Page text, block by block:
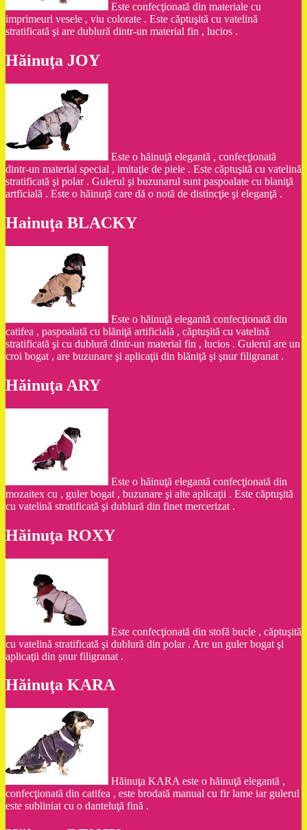
Este confecţionată din materiale cu
imprimeuri vesele , viu colorate . Este căptuşită cu vatelină
stratificată şi are dublură dintr-un material fin , lucios .
Hăinuţa JOY
Este o hăinuţă elegantă , confecţionată
dintr-un material special , imitaţie de piele . Este căptuşită cu vatelină
stratificată şi polar . Gulerul şi buzunarul sunt paspoalate cu blaniţă
artficială . Este o hăinuţă care dă o notă de distincţie şi eleganţă .
Hainuţa BLACKY
Este o hăinuţă elegantă confecţionată din
catifea , paspoalată cu blăniţă artificială , căptuşită cu vatelină
stratificată şi cu dublură dintr-un material fin , lucios . Gulerul are un
croi bogat , are buzunare şi aplicaţii din blăniţă şi şnur filigranat .
Hăinuţa ARY
Este o hăinuţă elegantă confecţionată din
mozaitex cu , guler bogat , buzunare şi alte aplicaţii . Este căptuşită
cu vatelină stratificată şi dublură din finet mercerizat .
Hăinuţa ROXY
Este confecţionată din stofă bucle , căptuşită
cu vatelină stratificată şi dublură din polar . Are un guler bogat şi
aplicaţii din şnur filigranat .
Hăinuţa KARA
Hăinuţa KARA este o hăinuţă elegantă ,
confecţionată din catifea , este brodată manual cu fir lame iar gulerul
este subliniat cu o danteluţă fină .